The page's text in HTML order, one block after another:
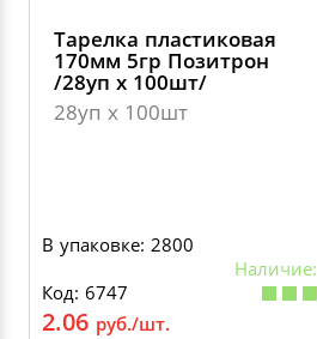
Тарелка пластиковая
170мм 5гр Позитрон
/28уп х 100шт/
28уп х 100шт
В упаковке: 2800
Наличие:
Код: 6747
2.06 руб./шт.